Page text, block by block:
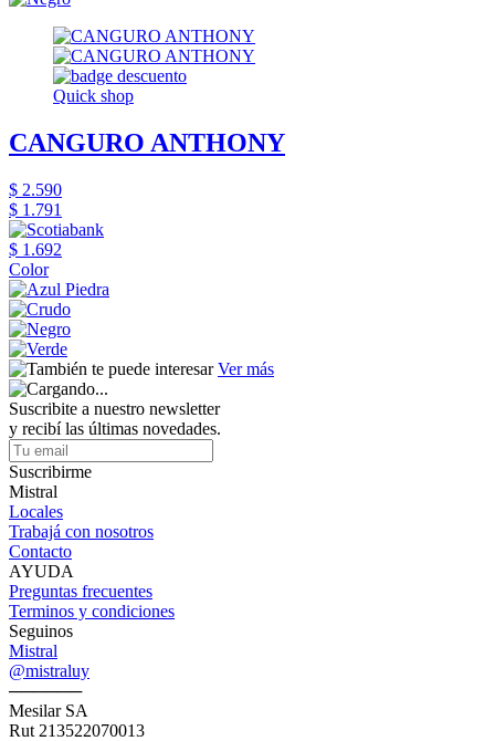
Quick shop
CANGURO ANTHONY
$ 2.590
$ 1.791
$ 1.692
Color
Ver más
Suscribite a nuestro newsletter
y recibí las últimas novedades.
Suscribirme
Mistral
Locales
Trabajá con nosotros
Contacto
AYUDA
Preguntas frecuentes
Terminos y condiciones
Seguinos
Mistral
@mistraluy
──────
Mesilar SA
Rut 213522070013